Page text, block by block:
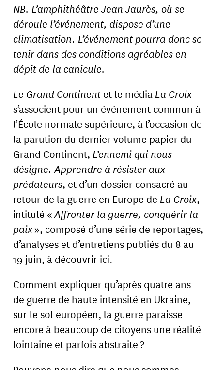
NB. L’amphithéâtre Jean Jaurès, où se
déroule l’événement, dispose d’une
climatisation. L’événement pourra donc se
tenir dans des conditions agréables en
dépit de la canicule.
Le Grand Continent et le média La Croix
s’associent pour un événement commun à
l’École normale supérieure, à l’occasion de
la parution du dernier volume papier du
Grand Continent, L’ennemi qui nous
désigne. Apprendre à résister aux
prédateurs, et d’un dossier consacré au
retour de la guerre en Europe de La Croix,
intitulé «Affronter la guerre, conquérir la
paix», composé d’une série de reportages,
d’analyses et d’entretiens publiés du 8 au
19 juin, à découvrir ici.
Comment expliquer qu’après quatre ans
de guerre de haute intensité en Ukraine,
sur le sol européen, la guerre paraisse
encore à beaucoup de citoyens une réalité
lointaine et parfois abstraite ?